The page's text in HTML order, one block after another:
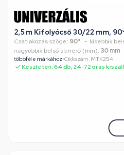
2,5 m Kifolyócső 30/22 mm,
Csatlakozás szöge: 90° kisebbik
nagyobbik belső átmérő (mm): 30 mm
többféle márkához•Cikkszám: MTK254
Készleten: 64 db, 24-72 órás